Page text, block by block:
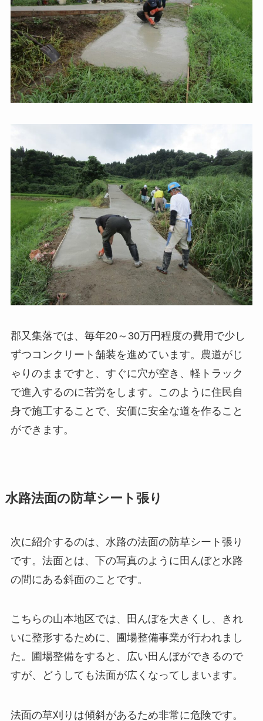
郡又集落では、毎年20～30万円程度の費用で少し
ずつコンクリート舗装を進めています。農道がじ
ゃりのままですと、すぐに穴が空き、軽トラック
で進入するのに苦労をします。このように住民自
身で施工することで、安価に安全な道を作ること
ができます。
水路法面の防草シート張り
次に紹介するのは、水路の法面の防草シート張り
です。法面とは、下の写真のように田んぼと水路
の間にある斜面のことです。
こちらの山本地区では、田んぼを大きくし、きれ
いに整形するために、圃場整備事業が行われまし
た。圃場整備をすると、広い田んぼができるので
すが、どうしても法面が広くなってしまいます。
法面の草刈りは傾斜があるため非常に危険です。